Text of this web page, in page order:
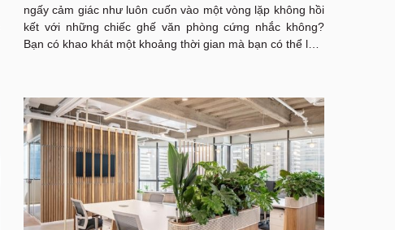
ngấy cảm giác như luôn cuốn vào một vòng lặp không hồi
kết với những chiếc ghế văn phòng cứng nhắc không?
Bạn có khao khát một khoảng thời gian mà bạn có thể làm
thái học- cải tiến mới sẽ giúp bạn thay đổi hoàn toàn về
khái niệm công việc văn phòng